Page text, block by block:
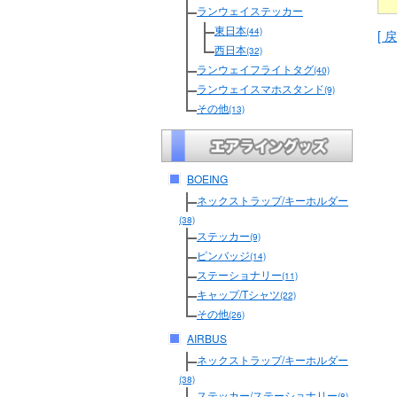
ランウェイステッカー
東日本(44)
西日本(32)
ランウェイフライトタグ(40)
ランウェイスマホスタンド(9)
その他(13)
BOEING
ネックストラップ/キーホルダー
(38)
ステッカー(9)
ピンバッジ(14)
ステーショナリー(11)
キャップ/Tシャツ(22)
その他(26)
AIRBUS
ネックストラップ/キーホルダー
(38)
[